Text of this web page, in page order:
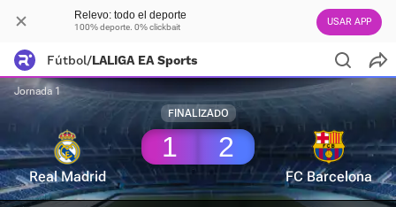
Relevo: todo el deporte
100% deporte. 0% clickbait USAR APP
Fútbol/LALIGA EA Sports
Jornada 1
FINALIZADO
Real Madrid
1 2
FC Barcelona